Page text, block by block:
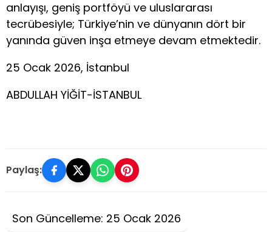
anlayışı, geniş portföyü ve uluslararası
tecrübesiyle; Türkiye’nin ve dünyanın dört bir
yanında güven inşa etmeye devam etmektedir.
25 Ocak 2026, İstanbul
ABDULLAH YİĞİT-İSTANBUL
Paylaş:
Son Güncelleme: 25 Ocak 2026